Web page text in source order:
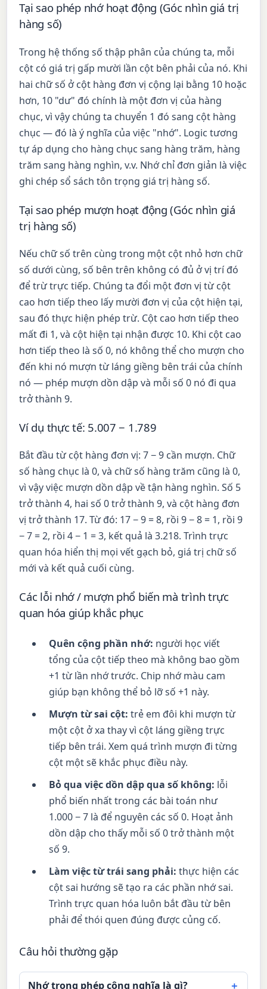
Tại sao phép nhớ hoạt động (Góc nhìn giá trị
hàng số)
Trong hệ thống số thập phân của chúng ta, mỗi
cột có giá trị gấp mười lần cột bên phải của nó. Khi
hai chữ số ở cột hàng đơn vị cộng lại bằng 10 hoặc
hơn, 10 "dư" đó chính là một đơn vị của hàng
chục, vì vậy chúng ta chuyển 1 đó sang cột hàng
chục — đó là ý nghĩa của việc "nhớ". Logic tương
tự áp dụng cho hàng chục sang hàng trăm, hàng
trăm sang hàng nghìn, v.v. Nhớ chỉ đơn giản là việc
ghi chép sổ sách tôn trọng giá trị hàng số.
Tại sao phép mượn hoạt động (Góc nhìn giá
trị hàng số)
Nếu chữ số trên cùng trong một cột nhỏ hơn chữ
số dưới cùng, số bên trên không có đủ ở vị trí đó
để trừ trực tiếp. Chúng ta đổi một đơn vị từ cột
cao hơn tiếp theo lấy mười đơn vị của cột hiện tại,
sau đó thực hiện phép trừ. Cột cao hơn tiếp theo
mất đi 1, và cột hiện tại nhận được 10. Khi cột cao
hơn tiếp theo là số 0, nó không thể cho mượn cho
đến khi nó mượn từ láng giềng bên trái của chính
nó — phép mượn dồn dập và mỗi số 0 nó đi qua
trở thành 9.
Ví dụ thực tế: 5.007 − 1.789
Bắt đầu từ cột hàng đơn vị: 7 − 9 cần mượn. Chữ
số hàng chục là 0, và chữ số hàng trăm cũng là 0,
vì vậy việc mượn dồn dập về tận hàng nghìn. Số 5
trở thành 4, hai số 0 trở thành 9, và cột hàng đơn
vị trở thành 17. Từ đó: 17 − 9 = 8, rồi 9 − 8 = 1, rồi 9
− 7 = 2, rồi 4 − 1 = 3, kết quả là 3.218. Trình trực
quan hóa hiển thị mọi vết gạch bỏ, giá trị chữ số
mới và kết quả cuối cùng.
Các lỗi nhớ / mượn phổ biến mà trình trực
quan hóa giúp khắc phục
Quên cộng phần nhớ: người học viết
tổng của cột tiếp theo mà không bao gồm
+1 từ lần nhớ trước. Chip nhớ màu cam
giúp bạn không thể bỏ lỡ số +1 này.
Mượn từ sai cột: trẻ em đôi khi mượn từ
một cột ở xa thay vì cột láng giềng trực
tiếp bên trái. Xem quá trình mượn đi từng
cột một sẽ khắc phục điều này.
Bỏ qua việc dồn dập qua số không: lỗi
phổ biến nhất trong các bài toán như
1.000 − 7 là để nguyên các số 0. Hoạt ảnh
dồn dập cho thấy mỗi số 0 trở thành một
số 9.
Làm việc từ trái sang phải: thực hiện các
cột sai hướng sẽ tạo ra các phần nhớ sai.
Trình trực quan hóa luôn bắt đầu từ bên
phải để thói quen đúng được củng cố.
Câu hỏi thường gặp
Nhớ trong phép cộng nghĩa là gì?